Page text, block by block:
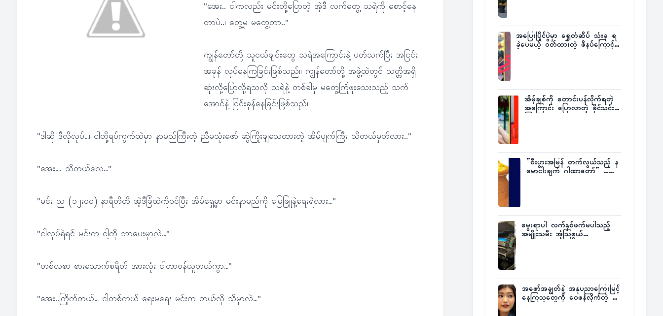
"အေး.. ငါကလည်း မင်းတို့ပြောတဲ့ အဲ့ဒီ လက်တွေ့ သရဲကို စောင့်နေ
တာပဲ..၊ တွေ့မှ မတွေ့တာ.."
ကျွန်တော်တို့ သူငယ်ချင်းတွေ သရဲအကြောင်းနဲ့ ပတ်သက်ပြီး အငြင်း
အခုန် လုပ်နေကြခြင်းဖြစ်သည်။ ကျွန်တော်တို့ အဖွဲ့ထဲတွင် သတ္တိအရှိ
ဆုံးလို့ပြောလို့ရသလို သရဲနဲ့ တစ်ခါမှ မတွေ့ကြုံဖူးသေးသည့် သက်
အောင်နဲ့ ငြင်းခုန်နေခြင်းဖြစ်သည်။
"ဒါဆို ဒီလိုလုပ်…၊ ငါတို့ရပ်ကွက်ထဲမှာ နာမည်ကြီးတဲ့ ညီမသုံးဖော် ဆွဲကြိုးချသေထားတဲ့ အိမ်ပျက်ကြီး သိတယ်မှတ်လား.."
"အေး…. သိတယ်လေ…"
"မင်း ည (၁၂း၀၀) နာရီတိတိ အဲ့ဒီခြံထဲကိုဝင်ပြီး အိမ်ရှေ့မှာ မင်းနာမည်ကို မြေဖြူနဲ့ရေးရဲလား…"
"ငါလုပ်ရဲရင် မင်းက ငါ့ကို ဘာပေးမှာလဲ…"
"တစ်လစာ စားသောက်စရိတ် အားလုံး ငါတာဝန်ယူတယ်ကွာ…"
"အေး..ကြိုက်တယ်… ငါတစ်ကယ် ရေးမရေး မင်းက ဘယ်လို သိမှာလဲ…"
အပြေးပြိုင်ပွဲမှာ ရွှေတံဆိပ် သုံးခု ရ
ခဲ့ပေမယ့် ဝတ်ထားတဲ့ ဖိနပ်ကြောင့်
အိမ့်ချစ်ကို တောင်းပန်လိုက်ရတဲ့
အကြောင်း ပြောလာတဲ့ ခိုင်သင်း
”စီးပွားအမြန် တက်လွယ်သည့် န
မောငါးချက် ဂါထာတော်” ……
မွေးရာပါ လက်နှစ်ဖက်မပါသည့်
အမျိုးသမီး အံ့သြဖွယ်
အဖော်အချွတ်နဲ့ အနုပညာကြေးမြင့်
နေကြသူတွေကို ဝေဖန်လိုက်တဲ့ သ